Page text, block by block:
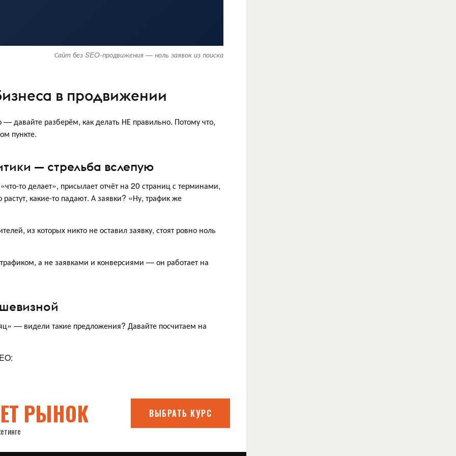
Сайт без SEO-продвижения — ноль заявок из поиска
в продвижении
давайте разберём, как делать НЕ правильно. Потому что,
пункте.
— стрельба вслепую
то делает», присылает отчёт на 20 страниц с терминами,
какие-то падают. А заявки? «Ну, трафик же
из которых никто не оставил заявку, стоят ровно ноль
а не заявками и конверсиями — он работает на
— видели такие предложения? Давайте посчитаем на